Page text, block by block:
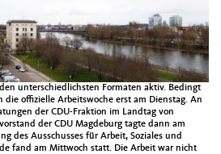
unterschiedlichsten Formaten aktiv. Bedingt
die offizielle Arbeitswoche erst am Dienstag. An
der CDU-Fraktion im Landtag von
der CDU Magdeburg tagte dann am
des Ausschusses für Arbeit, Soziales und
fand am Mittwoch statt. Die Arbeit war nicht